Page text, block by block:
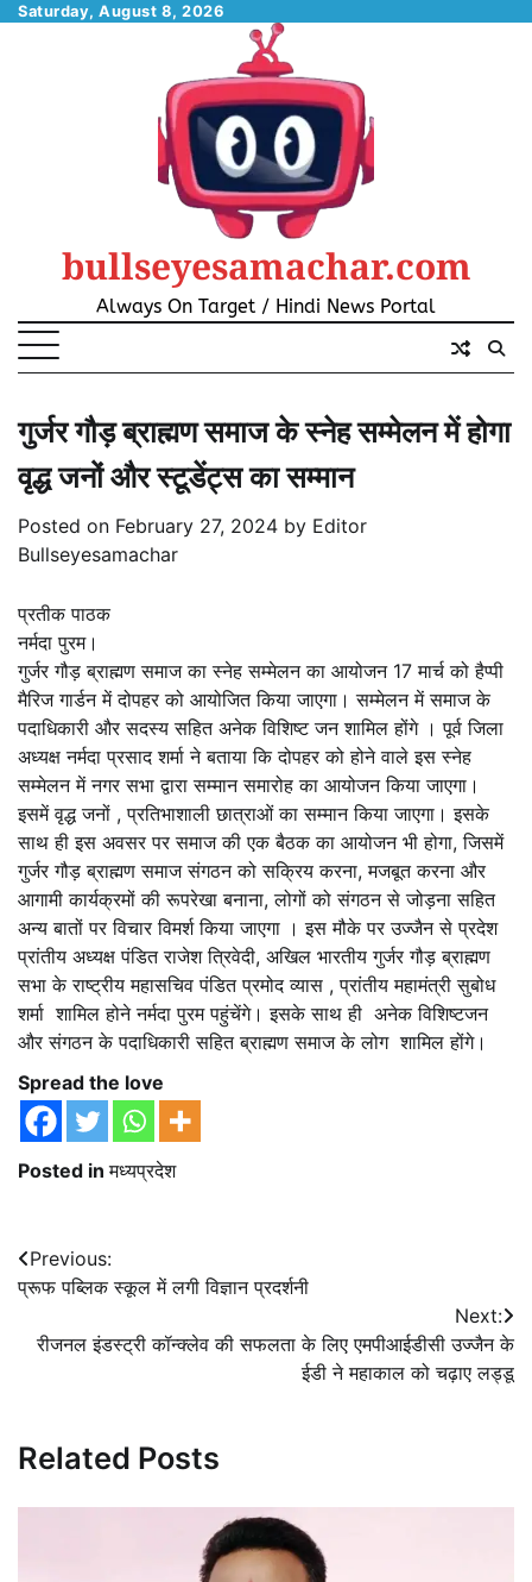
SkipSaturday, August 8, 2026
bullseyesamachar.com
Always On Target / Hindi News Portal
गुर्जर गौड़ ब्राह्मण समाज के स्नेह सम्मेलन में होगा
वृद्ध जनों और स्टूडेंट्स का सम्मान
Posted on February 27, 2024 by Editor
Bullseyesamachar
प्रतीक पाठक
नर्मदा पुरम।
गुर्जर गौड़ ब्राह्मण समाज का स्नेह सम्मेलन का आयोजन 17 मार्च को हैप्पी
मैरिज गार्डन में दोपहर को आयोजित किया जाएगा। सम्मेलन में समाज के
पदाधिकारी और सदस्य सहित अनेक विशिष्ट जन शामिल होंगे । पूर्व जिला
अध्यक्ष नर्मदा प्रसाद शर्मा ने बताया कि दोपहर को होने वाले इस स्नेह
सम्मेलन में नगर सभा द्वारा सम्मान समारोह का आयोजन किया जाएगा।
इसमें वृद्ध जनों , प्रतिभाशाली छात्राओं का सम्मान किया जाएगा। इसके
साथ ही इस अवसर पर समाज की एक बैठक का आयोजन भी होगा, जिसमें
गुर्जर गौड़ ब्राह्मण समाज संगठन को सक्रिय करना, मजबूत करना और
आगामी कार्यक्रमों की रूपरेखा बनाना, लोगों को संगठन से जोड़ना सहित
अन्य बातों पर विचार विमर्श किया जाएगा । इस मौके पर उज्जैन से प्रदेश
प्रांतीय अध्यक्ष पंडित राजेश त्रिवेदी, अखिल भारतीय गुर्जर गौड़ ब्राह्मण
सभा के राष्ट्रीय महासचिव पंडित प्रमोद व्यास , प्रांतीय महामंत्री सुबोध
शर्मा शामिल होने नर्मदा पुरम पहुंचेंगे। इसके साथ ही अनेक विशिष्टजन
और संगठन के पदाधिकारी सहित ब्राह्मण समाज के लोग शामिल होंगे।
Spread the love
Posted inमध्यप्रदेश
Post
navigation
Previous:
प्रूफ पब्लिक स्कूल में लगी विज्ञान प्रदर्शनी
Next:
रीजनल इंडस्ट्री कॉन्क्लेव की सफलता के लिए एमपीआईडीसी उज्जैन के
ईडी ने महाकाल को चढ़ाए लड्डू
Related Posts